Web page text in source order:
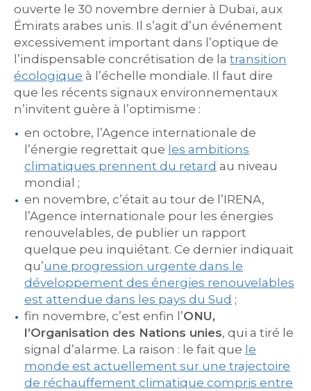
ouverte le 30 novembre dernier à Dubaï, aux
Émirats arabes unis. Il s’agit d’un événement
excessivement important dans l’optique de
l’indispensable concrétisation de la transition
écologique à l’échelle mondiale. Il faut dire
que les récents signaux environnementaux
n’invitent guère à l’optimisme :
en octobre, l’Agence internationale de
l’énergie regrettait que les ambitions
climatiques prennent du retard au niveau
mondial ;
en novembre, c’était au tour de l’IRENA,
l’Agence internationale pour les énergies
renouvelables, de publier un rapport
quelque peu inquiétant. Ce dernier indiquait
qu’une progression urgente dans le
développement des énergies renouvelables
est attendue dans les pays du Sud ;
fin novembre, c’est enfin l’ONU,
l’Organisation des Nations unies, qui a tiré le
signal d’alarme. La raison : le fait que le
monde est actuellement sur une trajectoire
de réchauffement climatique compris entre